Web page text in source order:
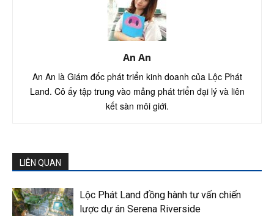
An An
An An là Giám đốc phát triển kinh doanh của Lộc Phát
Land. Cô ấy tập trung vào mảng phát triển đại lý và liên
kết sàn môi giới.
LIÊN QUAN
Lộc Phát Land đồng hành tư vấn chiến
lược dự án Serena Riverside